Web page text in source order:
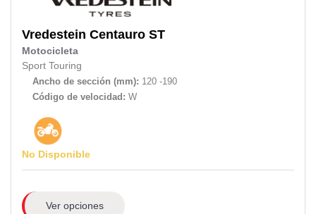
Vredestein Centauro ST
Motocicleta
Sport Touring
Ancho de sección (mm): 120 -190
Código de velocidad: W
No Disponible
Ver opciones